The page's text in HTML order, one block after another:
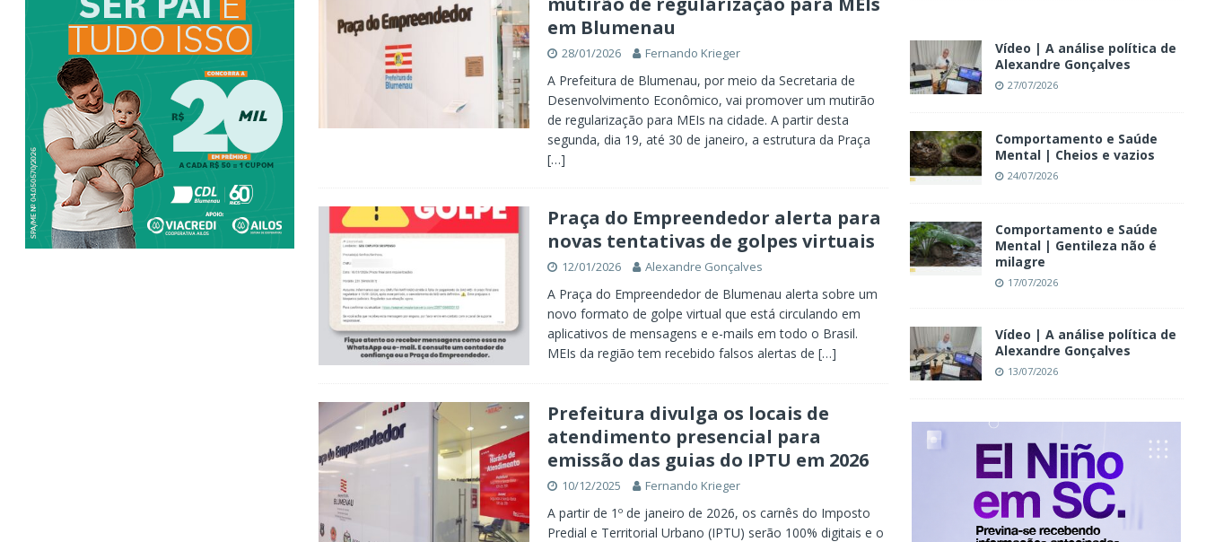
em Blumenau
28/01/2026 Fernando Krieger
A Prefeitura de Blumenau, por meio da Secretaria de
Desenvolvimento Econômico, vai promover um mutirão
de regularização para MEIs na cidade. A partir desta
segunda, dia 19, até 30 de janeiro, a estrutura da Praça
[…]
Praça do Empreendedor alerta para
novas tentativas de golpes virtuais
12/01/2026 Alexandre Gonçalves
A Praça do Empreendedor de Blumenau alerta sobre um
novo formato de golpe virtual que está circulando em
aplicativos de mensagens e e-mails em todo o Brasil.
MEIs da região tem recebido falsos alertas de […]
Prefeitura divulga os locais de
atendimento presencial para
emissão das guias do IPTU em 2026
10/12/2025 Fernando Krieger
A partir de 1º de janeiro de 2026, os carnês do Imposto
Predial e Territorial Urbano (IPTU) serão 100% digitais e o
Vídeo | A análise política de
Alexandre Gonçalves
27/07/2026
Comportamento e Saúde
Mental | Cheios e vazios
24/07/2026
Comportamento e Saúde
Mental | Gentileza não é
milagre
17/07/2026
Vídeo | A análise política de
Alexandre Gonçalves
13/07/2026